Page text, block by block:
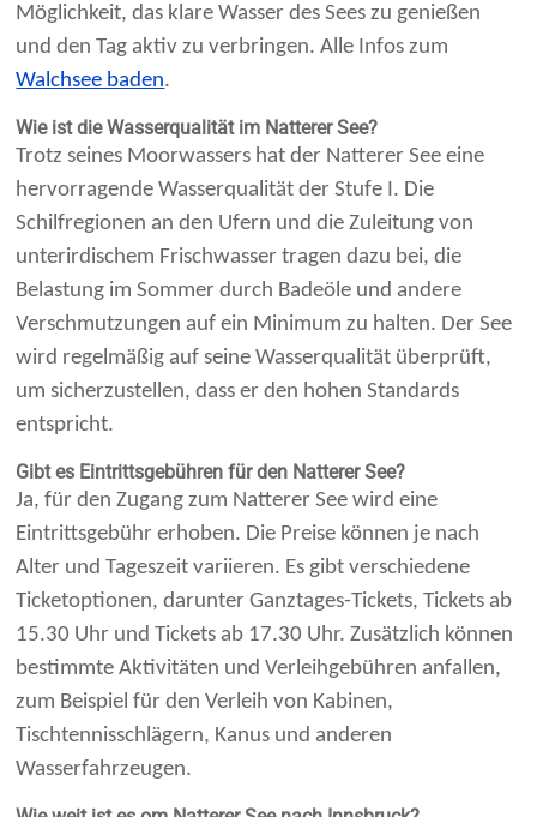
Möglichkeit, das klare Wasser des Sees zu genießen
und den Tag aktiv zu verbringen. Alle Infos zum
Walchsee baden.
Wie ist die Wasserqualität im Natterer See?
Trotz seines Moorwassers hat der Natterer See eine
hervorragende Wasserqualität der Stufe I. Die
Schilfregionen an den Ufern und die Zuleitung von
unterirdischem Frischwasser tragen dazu bei, die
Belastung im Sommer durch Badeöle und andere
Verschmutzungen auf ein Minimum zu halten. Der See
wird regelmäßig auf seine Wasserqualität überprüft,
um sicherzustellen, dass er den hohen Standards
entspricht.
Gibt es Eintrittsgebühren für den Natterer See?
Ja, für den Zugang zum Natterer See wird eine
Eintrittsgebühr erhoben. Die Preise können je nach
Alter und Tageszeit variieren. Es gibt verschiedene
Ticketoptionen, darunter Ganztages-Tickets, Tickets ab
15.30 Uhr und Tickets ab 17.30 Uhr. Zusätzlich können
bestimmte Aktivitäten und Verleihgebühren anfallen,
zum Beispiel für den Verleih von Kabinen,
Tischtennisschlägern, Kanus und anderen
Wasserfahrzeugen.